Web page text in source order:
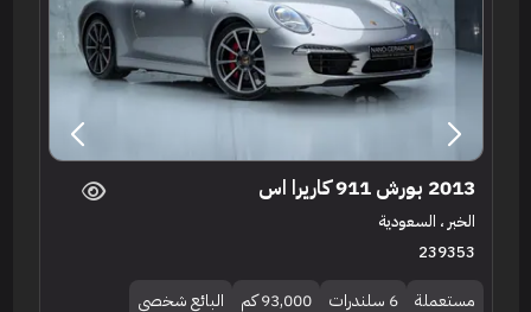
2013 بورش 911 كاريرا اس
الخبر ، السعودية
239353
مستعملة 6 سلندرات 93,000 كم البائع شخصي